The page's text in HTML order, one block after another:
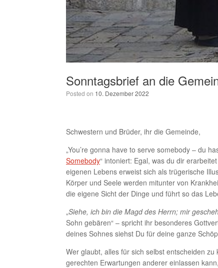
Sonntagsbrief an die
Posted on 10. Dezember 2022
Schwestern und Brüder, ihr die Gemeinde,
„You’re gonna have to serve somebody – du
Somebody“ intoniert: Egal, was du dir
eigenen Lebens erweist sich als trügerische
Körper und Seele werden mitunter von
die eigene Sicht der Dinge und führt so das
„Siehe, ich bin die Magd des Herrn; mir
Sohn gebären“ – spricht ihr besonderes
deines Sohnes siehst Du für deine ganze
Wer glaubt, alles für sich selbst entscheiden
gerechten Erwartungen anderer einlassen